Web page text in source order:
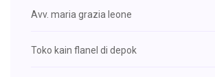
Avv. maria grazia leone
Toko kain flanel di depok